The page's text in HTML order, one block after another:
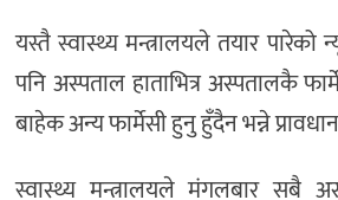
यस्तै स्वास्थ्य मन्त्रालयले तयार पारेको
पनि अस्पताल हाताभित्र अस्पतालकै
बाहेक अन्य फार्मेसी हुनु हुँदैन भन्ने
स्वास्थ्य मन्त्रालयले मंगलबार सबै